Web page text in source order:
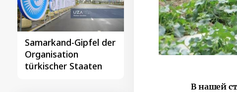
Samarkand-Gipfel der
Organisation
türkischer Staaten
Das erste
Gipfeltreffen
В нашей